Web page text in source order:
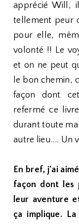
apprécié Will,
tellement peur
pour elle,
volonté !! Le
et on ne peut
le bon chemin,
façon dont
refermé ce
durant toute
autre lieu.... Un
En bref, j'ai
façon dont les
leur aventure
ça implique.